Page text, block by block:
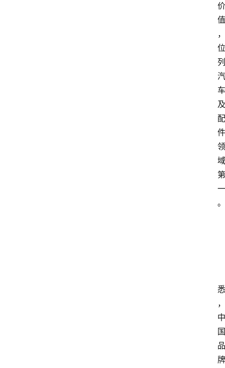
价
值
，
位
列
汽
车
及
配
件
领
域
第
一
。
悉
，
中
国
品
牌